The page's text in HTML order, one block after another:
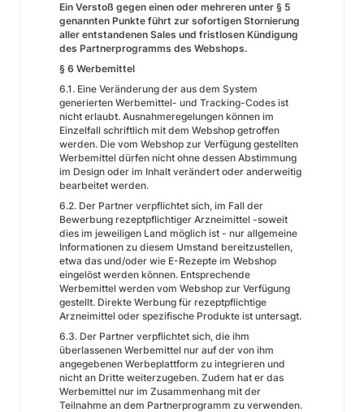
Ein Verstoß gegen einen oder mehreren unter § 5
genannten Punkte führt zur sofortigen Stornierung
aller entstandenen Sales und fristlosen Kündigung
des Partnerprogramms des Webshops.
§ 6 Werbemittel
6.1. Eine Veränderung der aus dem System
generierten Werbemittel- und Tracking-Codes ist
nicht erlaubt. Ausnahmeregelungen können im
Einzelfall schriftlich mit dem Webshop getroffen
werden. Die vom Webshop zur Verfügung gestellten
Werbemittel dürfen nicht ohne dessen Abstimmung
im Design oder im Inhalt verändert oder anderweitig
bearbeitet werden.
6.2. Der Partner verpflichtet sich, im Fall der
Bewerbung rezeptpflichtiger Arzneimittel -soweit
dies im jeweiligen Land möglich ist - nur allgemeine
Informationen zu diesem Umstand bereitzustellen,
etwa das und/oder wie E-Rezepte im Webshop
eingelöst werden können. Entsprechende
Werbemittel werden vom Webshop zur Verfügung
gestellt. Direkte Werbung für rezeptpflichtige
Arzneimittel oder spezifische Produkte ist untersagt.
6.3. Der Partner verpflichtet sich, die ihm
überlassenen Werbemittel nur auf der von ihm
angegebenen Werbeplattform zu integrieren und
nicht an Dritte weiterzugeben. Zudem hat er das
Werbemittel nur im Zusammenhang mit der
Teilnahme an dem Partnerprogramm zu verwenden.